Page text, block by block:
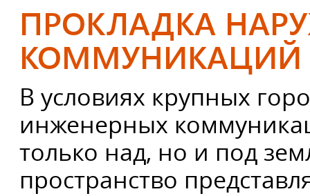
ПРОКЛАДКА
КОММУНИКАЦИЙ
В условиях крупных
инженерных
только над, но и под
пространство